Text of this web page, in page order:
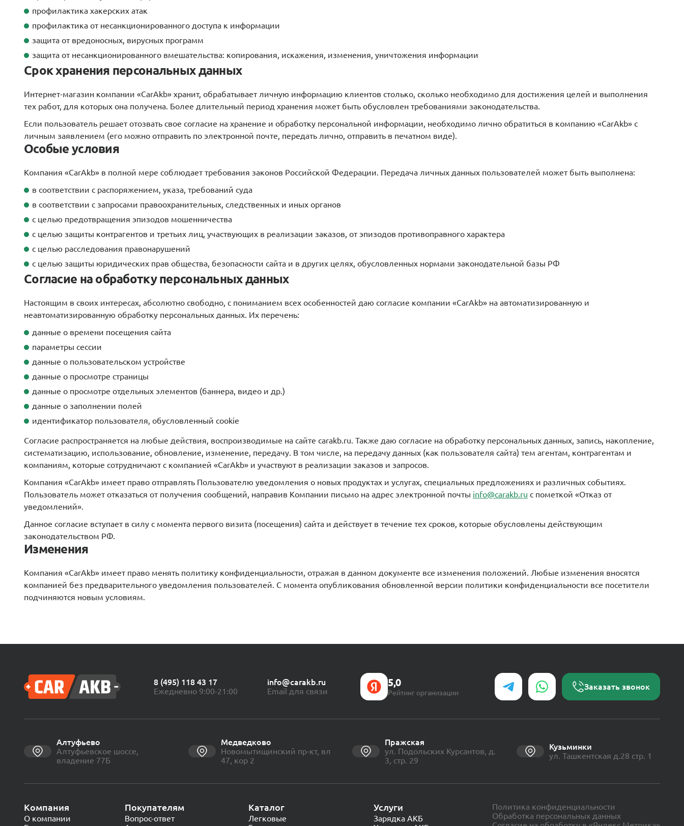
профилактика хакерских атак
профилактика от несанкционированного доступа к информации
защита от вредоносных, вирусных программ
защита от несанкционированного вмешательства: копирования, искажения, изменения, уничтожения информации
Срок хранения персональных данных
Интернет-магазин компании «CarAkb» хранит, обрабатывает личную информацию клиентов столько, сколько необходимо для достижения целей и выполнения
тех работ, для которых она получена. Более длительный период хранения может быть обусловлен требованиями законодательства.
Если пользователь решает отозвать свое согласие на хранение и обработку персональной информации, необходимо лично обратиться в компанию «CarAkb» с
личным заявлением (его можно отправить по электронной почте, передать лично, отправить в печатном виде).
Особые условия
Компания «CarAkb» в полной мере соблюдает требования законов Российской Федерации. Передача личных данных пользователей может быть выполнена:
в соответствии с распоряжением, указа, требований суда
в соответствии с запросами правоохранительных, следственных и иных органов
с целью предотвращения эпизодов мошенничества
с целью защиты контрагентов и третьих лиц, участвующих в реализации заказов, от эпизодов противоправного характера
с целью расследования правонарушений
с целью защиты юридических прав общества, безопасности сайта и в других целях, обусловленных нормами законодательной базы РФ
Согласие на обработку персональных данных
Настоящим в своих интересах, абсолютно свободно, с пониманием всех особенностей даю согласие компании «CarAkb» на автоматизированную и
неавтоматизированную обработку персональных данных. Их перечень:
данные о времени посещения сайта
параметры сессии
данные о пользовательском устройстве
данные о просмотре страницы
данные о просмотре отдельных элементов (баннера, видео и др.)
данные о заполнении полей
идентификатор пользователя, обусловленный cookie
Согласие распространяется на любые действия, воспроизводимые на сайте carakb.ru. Также даю согласие на обработку персональных данных, запись, накопление,
систематизацию, использование, обновление, изменение, передачу. В том числе, на передачу данных (как пользователя сайта) тем агентам, контрагентам и
компаниям, которые сотрудничают с компанией «CarAkb» и участвуют в реализации заказов и запросов.
Компания «CarAkb» имеет право отправлять Пользователю уведомления о новых продуктах и услугах, специальных предложениях и различных событиях.
Пользователь может отказаться от получения сообщений, направив Компании письмо на адрес электронной почты info@carakb.ru с пометкой «Отказ от
уведомлений».
Данное согласие вступает в силу с момента первого визита (посещения) сайта и действует в течение тех сроков, которые обусловлены действующим
законодательством РФ.
Изменения
Компания «CarAkb» имеет право менять политику конфиденциальности, отражая в данном документе все изменения положений. Любые изменения вносятся
компанией без предварительного уведомления пользователей. С момента опубликования обновленной версии политики конфиденциальности все посетители
подчиняются новым условиям.
8 (495) 118 43 17
Ежедневно 9:00-21:00
info@carakb.ru
Email для связи
5,0
Рейтинг организации
Заказать звонок
Алтуфьево
Алтуфьевское шоссе,
владение 77Б
Медведково
Новомытищинский пр-кт, вл
47, кор 2
Пражская
ул. Подольских Курсантов, д.
3, стр. 29
Кузьминки
ул. Ташкентская д.28 стр. 1
Компания
О компании
Покупателям
Вопрос-ответ
Каталог
Легковые
Услуги
Зарядка АКБ
Политика конфиденциальности
Обработка персональных данных